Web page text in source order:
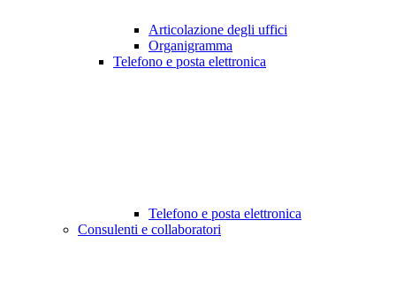
Articolazione degli uffici
Organigramma
Telefono e posta elettronica
Telefono e posta elettronica
Consulenti e collaboratori